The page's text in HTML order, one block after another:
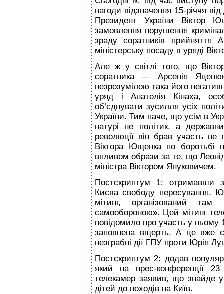
нагоди відзначення 15-річчя
Президент України Віктор
замовлення порушення
зраду соратників прийняття
міністерську посаду в уряді
Але ж у світлі того, що
соратника — Арсенія
незрозумілою така його
уряд і Анатолія Кінаха,
об’єднувати зусилля усіх
України. Тим паче, що усім в
натурі не політик, а
революції він брав участь не
Віктора Ющенка по боротьбі
впливом образи за те, що
міністра Віктором Януковичем.
Постскриптум 1: отримавши
Києва свободу пересування,
мітинг, організований
самообороною». Цей мітинг
повідомило про участь у
заповнена вщерть. А це вже є
незграбні дії ГПУ проти Юрія
Постскриптум 2: додав
який на прес-конференції
телекамер заявив, що знайде
дітей до походів на Київ.